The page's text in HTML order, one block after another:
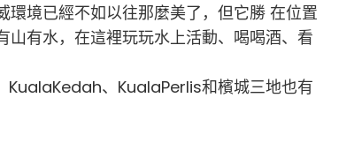
境已經不如以往那麼美了，但它勝 在位置
有水，在這裡玩玩水上活動、喝喝酒、看
KualaKedah、KualaPerlis和檳城三地也有